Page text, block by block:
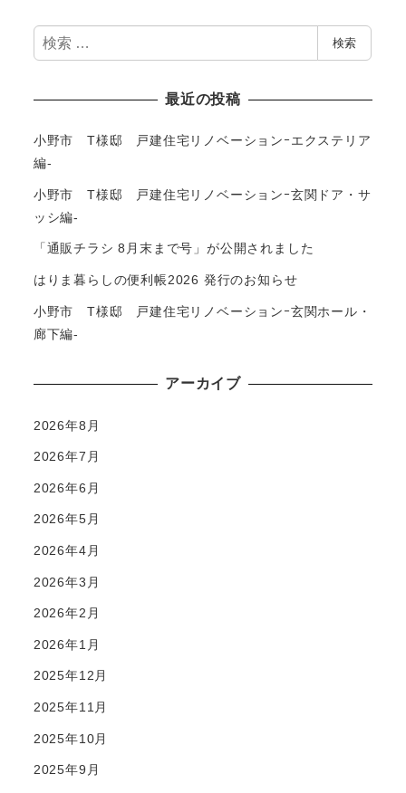
検
索
検索
最近の投稿
小野市 T様邸 戸建住宅リノベーションｰエクステリア
編-
小野市 T様邸 戸建住宅リノベーションｰ玄関ドア・サ
ッシ編-
「通販チラシ 8月末まで号」が公開されました
はりま暮らしの便利帳2026 発行のお知らせ
小野市 T様邸 戸建住宅リノベーションｰ玄関ホール・
廊下編-
アーカイブ
2026年8月
2026年7月
2026年6月
2026年5月
2026年4月
2026年3月
2026年2月
2026年1月
2025年12月
2025年11月
2025年10月
2025年9月